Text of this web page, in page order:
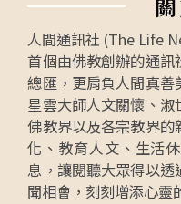
人間通訊社 (The Life
首個由佛教創辦的通
總匯，更肩負人間真
星雲大師人文關懷、
佛教界以及各宗教界
化、教育人文、生活
息，讓閱聽大眾得以
聞相會，刻刻增添心靈